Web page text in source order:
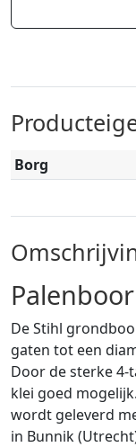
Borg
De Stihl
gaten tot een
Door de sterke
klei goed
wordt geleverd
in Bunnik